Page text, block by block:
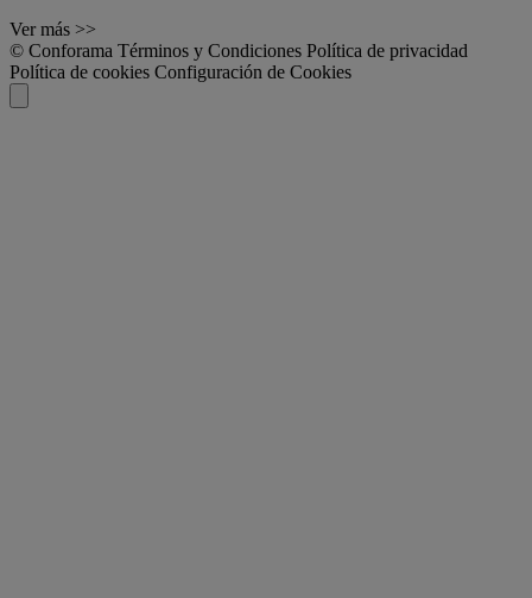
Ver más >>
© Conforama Términos y Condiciones Política de privacidad
Política de cookies Configuración de Cookies